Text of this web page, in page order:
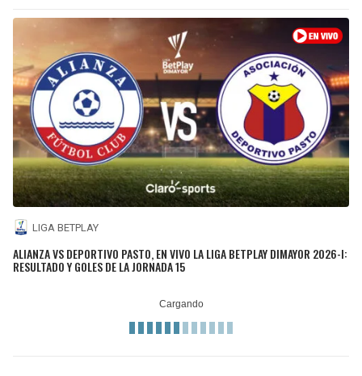
LIGA BETPLAY
ALIANZA VS DEPORTIVO PASTO, EN VIVO LA LIGA BETPLAY DIMAYOR 2026-I:
RESULTADO Y GOLES DE LA JORNADA 15